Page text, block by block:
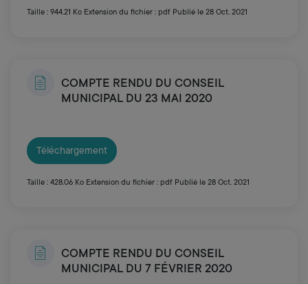
Taille : 944.21 Ko Extension du fichier : pdf Publié le 28 Oct. 2021
COMPTE RENDU DU CONSEIL
MUNICIPAL DU 23 MAI 2020
Téléchargement
Taille : 428.06 Ko Extension du fichier : pdf Publié le 28 Oct. 2021
COMPTE RENDU DU CONSEIL
MUNICIPAL DU 7 FÉVRIER 2020